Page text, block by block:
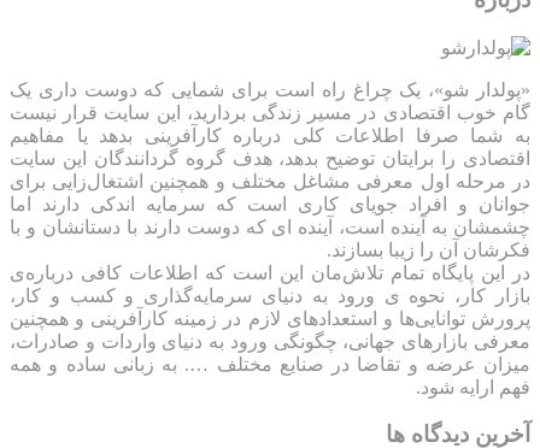
«پولدار شو»، یک چراغ راه است برای شمایی که دوست داری یک
گام خوب اقتصادی در مسیر زندگی بردارید، این سایت قرار نیست
به شما صرفا اطلاعات کلی درباره کارآفرینی بدهد یا مفاهیم
اقتصادی را برایتان توضیح بدهد، هدف گروه گردانندگان این سایت
در مرحله اول معرفی مشاغل مختلف و همچنین اشتغال‌زایی برای
جوانان و افراد جویای کاری است که سرمایه اندکی دارند اما
چشمشان به آینده است، آینده ای که دوست دارند با دستانشان و با
فکرشان آن را زیبا بسازند.
در این پایگاه تمام تلاش‌مان این است که ‌اطلاعات کافی درباره‌ی
بازار کار، نحوه ی ورود به دنیای سرمایه‌گذاری و کسب و کار،
پرورش توانایی‌ها و استعدادهای لازم در زمینه کارآفرینی و همچنین
معرفی بازارهای جهانی، چگونگی ورود به دنیای واردات و صادرات،
میزان عرضه و تقاضا در صنایع مختلف …. به زبانی ساده و همه
فهم ارایه شود.
آخرین دیدگاه ها